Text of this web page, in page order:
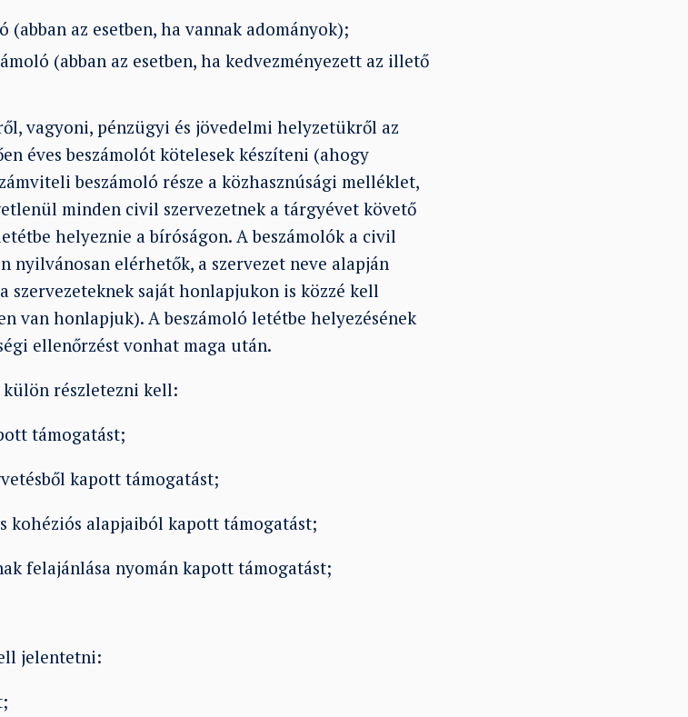
(abban az esetben, ha vannak adományok);
(abban az esetben, ha kedvezményezett az illető
vagyoni, pénzügyi és jövedelmi helyzetükről az
éves beszámolót kötelesek készíteni (ahogy
beszámoló része a közhasznúsági melléklet,
minden civil szervezetnek a tárgyévet követő
helyeznie a bíróságon. A beszámolók a civil
nyilvánosan elérhetők, a szervezet neve alapján
szervezeteknek saját honlapjukon is közzé kell
van honlapjuk). A beszámoló letétbe helyezésének
ellenőrzést vonhat maga után.
külön részletezni kell:
támogatást;
kapott támogatást;
alapjaiból kapott támogatást;
felajánlása nyomán kapott támogatást;
jelentetni: